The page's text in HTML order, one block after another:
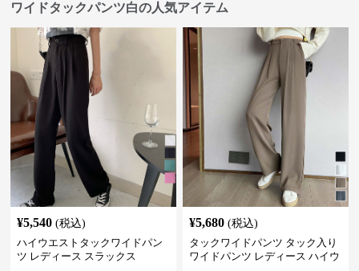
ワイドタックパンツ白の人気アイテム
¥5,540 (税込)
ハイウエストタックワイドパン
ツ レディース スラックス
¥5,680 (税込)
タックワイドパンツ タック入り
ワイドパンツ レディース ハイウ